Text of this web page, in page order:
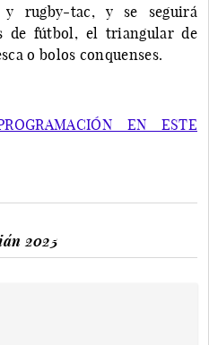
rugby-tac, y se seguirá
de fútbol, el triangular de
o bolos conquenses.
EN ESTE
2025